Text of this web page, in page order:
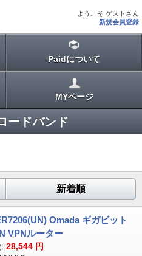
ようこそ ゲストさん
新規会員登録
Paidについて
MYページ
ードバンド
新着順
Omada ギガビット
VPNルーター
28,544 円